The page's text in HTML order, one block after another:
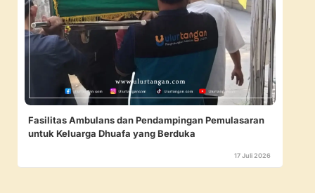
Fasilitas Ambulans dan Pendampingan Pemulasaran
untuk Keluarga Dhuafa yang Berduka
17 Juli 2026